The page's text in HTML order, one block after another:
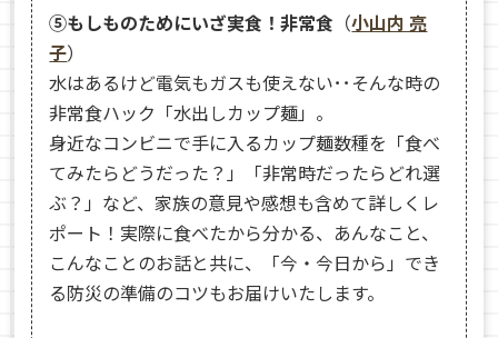
⑤もしものためにいざ実食！非常食 （小山内 亮
子）
水はあるけど電気もガスも使えない･･そんな時の
非常食ハック「水出しカップ麺」。
身近なコンビニで手に入るカップ麺数種を「食べ
てみたらどうだった？」「非常時だったらどれ選
ぶ？」など、家族の意見や感想も含めて詳しくレ
ポート！実際に食べたから分かる、あんなこと、
こんなことのお話と共に、「今・今日から」でき
る防災の準備のコツもお届けいたします。